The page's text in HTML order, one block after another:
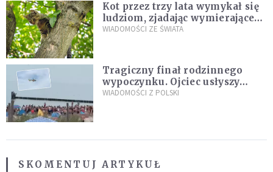
Kot przez trzy lata wymykał się
ludziom, zjadając wymierające
kaczki. W końcu popełnił
WIADOMOŚCI ZE ŚWIATA
Tragiczny finał rodzinnego
wypoczynku. Ojciec usłyszy
zarzuty
WIADOMOŚCI Z POLSKI
SKOMENTUJ ARTYKUŁ